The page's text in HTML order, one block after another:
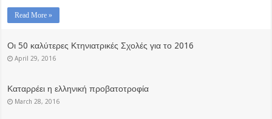
Read More »
Οι 50 καλύτερες Κτηνιατρικές Σχολές για το 2016
April 29, 2016
Καταρρέει η ελληνική προβατοτροφία
March 28, 2016